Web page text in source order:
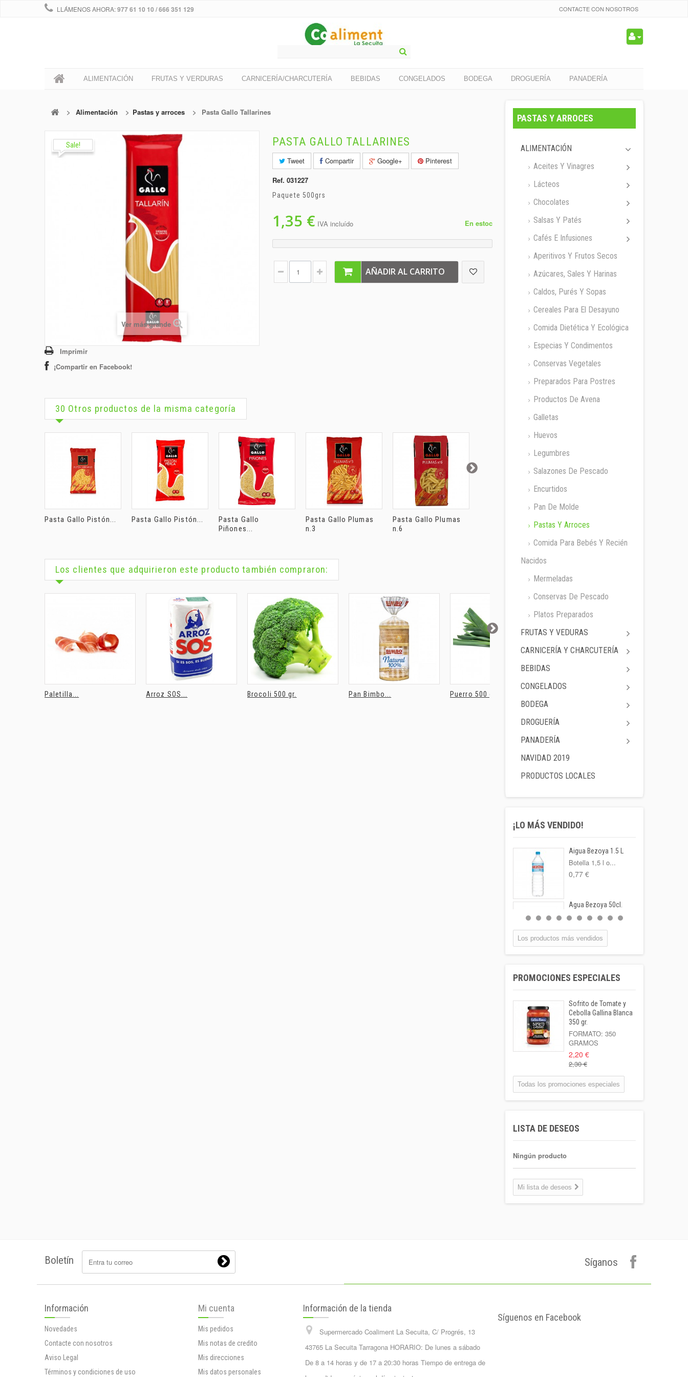
CONTACTE CON NOSOTROS
LLÁMENOS AHORA:977 61 10 10 / 666 351 129
ALIMENTACIÓN FRUTAS Y VERDURAS CARNICERÍA/CHARCUTERÍA BEBIDAS CONGELADOS BODEGA DROGUERÍA PANADERÍA
> Alimentación > Pastas y arroces > Pasta Gallo Tallarines
Sale!
Ver más grande
Imprimir
¡Compartir en Facebook!
PASTA GALLO TALLARINES
Tweet Compartir Google+
Pinterest
Ref. 031227
Paquete 500grs
1,35 € IVA incluído En estoc
AÑADIR AL CARRITO
30 Otros productos de la misma categoría
Pasta Gallo Pistón... Pasta Gallo Pistón...
Pasta Gallo
Piñones...
Pasta Gallo Plumas
n.3
Pasta Gallo Plumas
n.6
Pasta Gallo Tallarin
Los clientes que adquirieron este producto también compraron:
Paletilla... Arroz SOS... Brocoli 500 gr. Pan Bimbo... Puerro 500 gr.
PASTAS Y ARROCES
ALIMENTACIÓN
Aceites Y Vinagres
Lácteos
Chocolates
Salsas Y Patés
Cafés E Infusiones
Aperitivos Y Frutos Secos
Azúcares, Sales Y Harinas
Caldos, Purés Y Sopas
Cereales Para El Desayuno
Comida Dietética Y Ecológica
Especias Y Condimentos
Conservas Vegetales
Preparados Para Postres
Productos De Avena
Galletas
Huevos
Legumbres
Salazones De Pescado
Encurtidos
Pan De Molde
Pastas Y Arroces
Comida Para Bebés Y Recién
Nacidos
Mermeladas
Conservas De Pescado
Platos Preparados
FRUTAS Y VEDURAS
CARNICERÍA Y CHARCUTERÍA
BEBIDAS
CONGELADOS
BODEGA
DROGUERÍA
PANADERÍA
NAVIDAD 2019
PRODUCTOS LOCALES
¡LO MÁS VENDIDO!
Aigua Bezoya 1.5 L
Botella 1,5 l o...
0,77 €
Agua Bezoya 50cl.
FORMATO:
0,55 €
Lata 33cl
Leche Coaliment
Semidesnatada
Botella 1l o...
1,02 €
Patata Kenebeck 1
Kilo
Formato: 1 Kilo
1,95 €
L
Lata 33cl
Lata 33cl
0,75 €
kgrs...
1,50 €
FORMATO:
GARRAFA...
Los productos más vendidos
PROMOCIONES ESPECIALES
Sofrito de Tomate y
Cebolla Gallina Blanca
350 gr.
FORMATO: 350
GRAMOS
2,20 €
2,30 €
Todas los promociones especiales
LISTA DE DESEOS
Ningún producto
Mi lista de deseos
Boletín Síganos
Información
Novedades
Contacte con nosotros
Aviso Legal
Términos y condiciones de uso
Mi cuenta
Mis pedidos
Mis notas de credito
Mis direcciones
Mis datos personales
Información de la tienda
Supermercado Coaliment La Secuita, C/ Progrés, 13
43765 La Secuita Tarragona HORARIO: De lunes a sábado
De 8 a 14 horas y de 17 a 20:30 horas Tiempo de entrega de
Síguenos en Facebook